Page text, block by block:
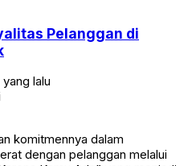
Pelanggan di
lalu
komitmennya dalam
dengan pelanggan melalui